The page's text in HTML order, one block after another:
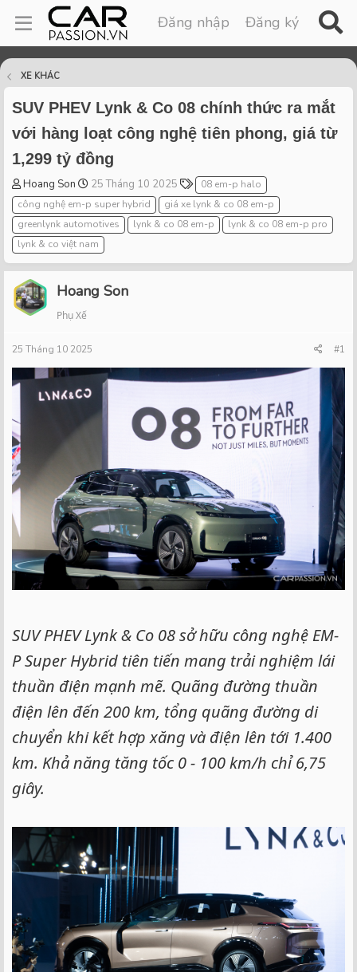
Đăng nhập Đăng ký
XE KHÁC
SUV PHEV Lynk & Co 08 chính thức ra mắt
với hàng loạt công nghệ tiên phong, giá từ
1,299 tỷ đồng
T
h
r
e
a
d
s
t
a
t
Hoang Son
S
t
a
r
t
d
t
25 Tháng 10 2025
T
a
g
s
08 em-p halo
công nghệ em-p super hybrid
giá xe lynk & co 08 em-p
greenlynk automotives
lynk & co 08 em-p
lynk & co 08 em-p pro
lynk & co việt nam
Hoang Son
Phụ Xế
25 Tháng 10 2025 #1
SUV PHEV Lynk & Co 08 sở hữu công nghệ EM-
P Super Hybrid tiên tiến mang trải nghiệm lái
thuần điện mạnh mẽ. Quãng đường thuần
điện lên đến 200 km, tổng quãng đường di
chuyển khi kết hợp xăng và điện lên tới 1.400
km. Khả năng tăng tốc 0 - 100 km/h chỉ 6,75
giây.